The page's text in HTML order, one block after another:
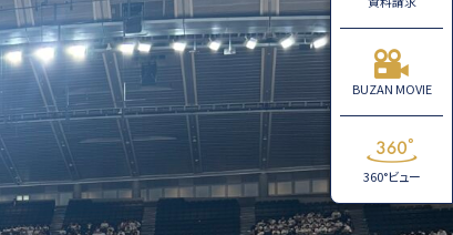
BUZAN MOVIE
360°ビュー